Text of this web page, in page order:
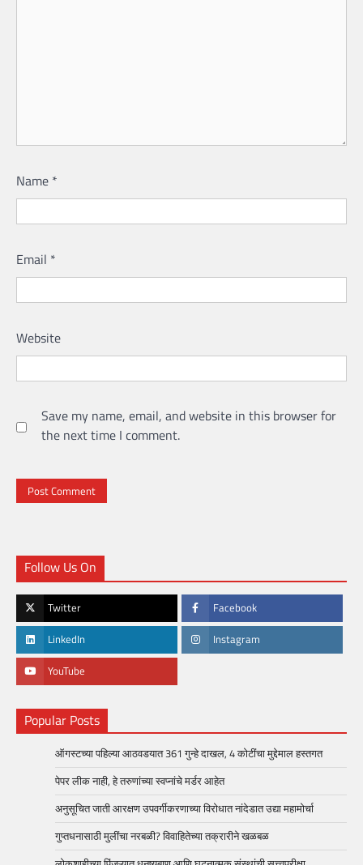
Name *
Email *
Website
Save my name, email, and website in this browser for
the next time I comment.
Follow Us On
Twitter Facebook
LinkedIn Instagram
YouTube
Popular Posts
ऑगस्टच्या पहिल्या आठवडयात 361 गुन्हे दाखल, 4 कोटींचा मुद्देमाल हस्तगत
पेपर लीक नाही, हे तरुणांच्या स्वप्नांचे मर्डर आहेत
अनुसूचित जाती आरक्षण उपवर्गीकरणाच्या विरोधात नांदेडात उद्या महामोर्चा
गुप्तधनासाठी मुलींचा नरबळी? विवाहितेच्या तक्रारीने खळबळ